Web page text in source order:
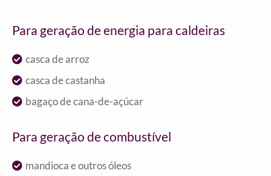
Para geração de energia para caldeiras
casca de arroz
casca de castanha
bagaço de cana-de-açúcar
Para geração de combustível
mandioca e outros óleos